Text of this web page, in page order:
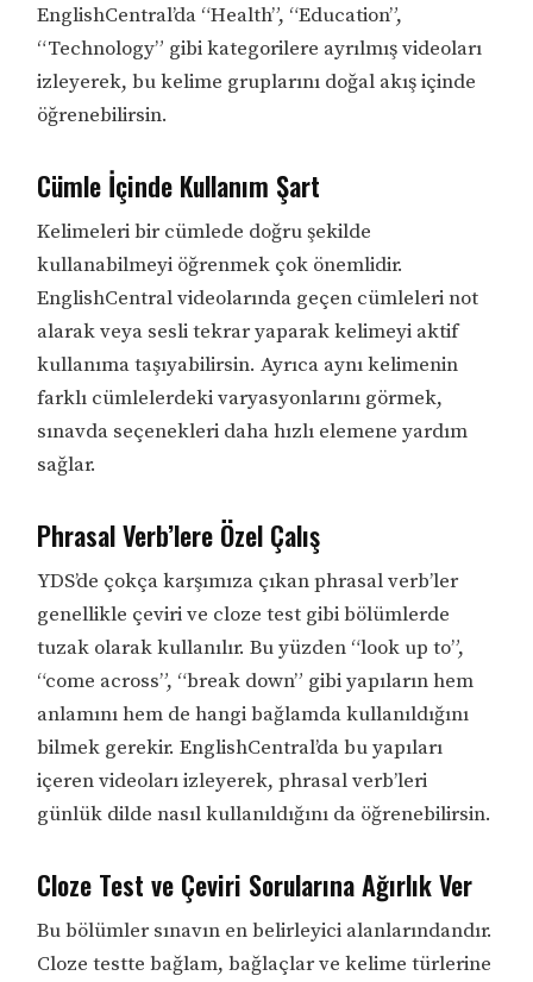
EnglishCentral’da “Health”, “Education”,
“Technology” gibi kategorilere ayrılmış videoları
izleyerek, bu kelime gruplarını doğal akış içinde
öğrenebilirsin.
Cümle İçinde Kullanım Şart
Kelimeleri bir cümlede doğru şekilde
kullanabilmeyi öğrenmek çok önemlidir.
EnglishCentral videolarında geçen cümleleri not
alarak veya sesli tekrar yaparak kelimeyi aktif
kullanıma taşıyabilirsin. Ayrıca aynı kelimenin
farklı cümlelerdeki varyasyonlarını görmek,
sınavda seçenekleri daha hızlı elemene yardım
sağlar.
Phrasal Verb’lere Özel Çalış
YDS’de çokça karşımıza çıkan phrasal verb’ler
genellikle çeviri ve cloze test gibi bölümlerde
tuzak olarak kullanılır. Bu yüzden “look up to”,
“come across”, “break down” gibi yapıların hem
anlamını hem de hangi bağlamda kullanıldığını
bilmek gerekir. EnglishCentral’da bu yapıları
içeren videoları izleyerek, phrasal verb’leri
günlük dilde nasıl kullanıldığını da öğrenebilirsin.
Cloze Test ve Çeviri Sorularına Ağırlık Ver
Bu bölümler sınavın en belirleyici alanlarındandır.
Cloze testte bağlam, bağlaçlar ve kelime türlerine